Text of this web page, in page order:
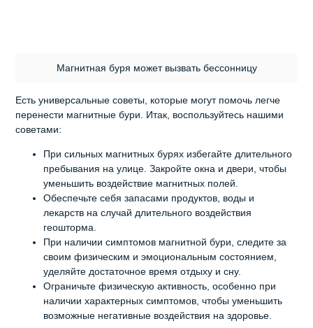
Магнитная буря может вызвать бессонницу
Есть универсальные советы, которые могут помочь легче
перенести магнитные бури. Итак, воспользуйтесь нашими
советами:
При сильных магнитных бурях избегайте длительного
пребывания на улице. Закройте окна и двери, чтобы
уменьшить воздействие магнитных полей.
Обеспечьте себя запасами продуктов, воды и
лекарств на случай длительного воздействия
геошторма.
При наличии симптомов магнитной бури, следите за
своим физическим и эмоциональным состоянием,
уделяйте достаточное время отдыху и сну.
Ограничьте физическую активность, особенно при
наличии характерных симптомов, чтобы уменьшить
возможные негативные воздействия на здоровье.